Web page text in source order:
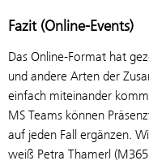
Fazit (Online-Events)
Das Online-Format hat
und andere Arten der
einfach miteinander
MS Teams können
auf jeden Fall ergänzen.
weiß Petra Thamerl